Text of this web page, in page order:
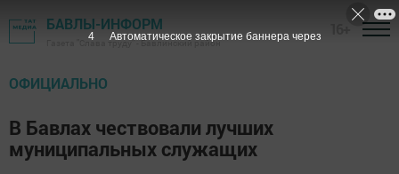
БАВЛЫ-ИНФОРМ
Газета "Слава труду" - Бавлинский район
ОФИЦИАЛЬНО
В Бавлах чествовали лучших
муниципальных служащих
3 Автоматическое закрытие баннера через